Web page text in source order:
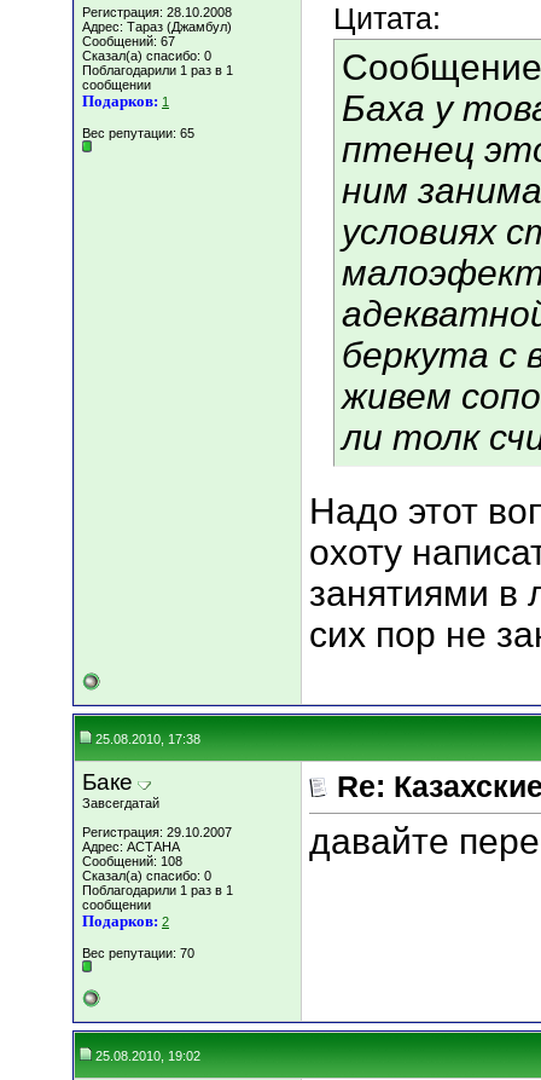
Регистрация: 28.10.2008
Адрес: Тараз (Джамбул)
Сообщений: 67
Сказал(а) спасибо: 0
Поблагодарили 1 раз в 1
сообщении
Подарков: 1
Вес репутации: 65
Цитата:
Баха у
птенец
ним
условиях
беркута с
живем
ли толк
Надо этот
охоту
занятиями в
сих пор не
25.08.2010, 17:38
Баке
Завсегдатай
Регистрация: 29.10.2007
Адрес: АСТАНА
Сообщений: 108
Сказал(а) спасибо: 0
Поблагодарили 1 раз в 1
сообщении
Подарков: 2
Вес репутации: 70
Re:
давайте
25.08.2010, 19:02